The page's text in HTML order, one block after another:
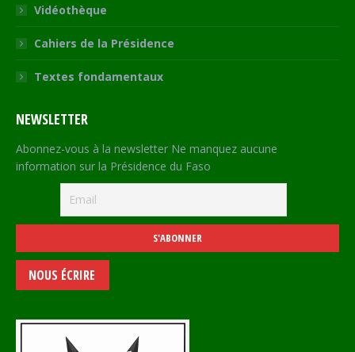
Vidéothèque
Cahiers de la Présidence
Textes fondamentaux
NEWSLETTER
Abonnez-vous à la newsletter Ne manquez aucune
information sur la Présidence du Faso
NOUS ÉCRIRE